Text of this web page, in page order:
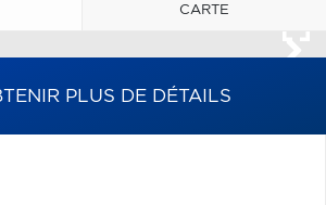
CARTE
PLUS DE DÉTAILS